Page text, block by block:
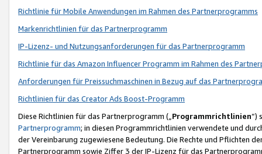
Richtlinie für Mobile Anwendungen im Rahmen des Partnerprogramms
Markenrichtlinien für das Partnerprogramm
IP-Lizenz- und Nutzungsanforderungen für das Partnerprogramm
Richtlinie für das Amazon Influencer Programm im Rahmen des
Anforderungen für Preissuchmaschinen in Bezug auf das
Richtlinien für das Creator Ads Boost-Programm
Diese Richtlinien für das Partnerprogramm („Programmrichtlinien“)
Partnerprogramm; in diesen Programmrichtlinien verwendete und
der Vereinbarung zugewiesene Bedeutung. Die Rechte und Pflichten
Partnerprogramm sowie Ziffer 3 der IP-Lizenz für das